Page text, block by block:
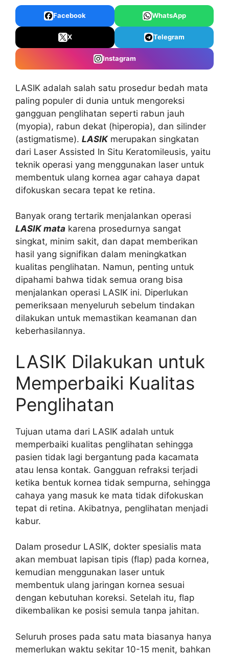
Facebook WhatsApp
X Telegram
Instagram
LASIK adalah salah satu prosedur bedah mata
paling populer di dunia untuk mengoreksi
gangguan penglihatan seperti rabun jauh
(myopia), rabun dekat (hiperopia), dan silinder
(astigmatisme). LASIKmerupakan singkatan
dari Laser Assisted In Situ Keratomileusis, yaitu
teknik operasi yang menggunakan laser untuk
membentuk ulang kornea agar cahaya dapat
difokuskan secara tepat ke retina.
Banyak orang tertarik menjalankan operasi
LASIK mata karena prosedurnya sangat
singkat, minim sakit, dan dapat memberikan
hasil yang signifikan dalam meningkatkan
kualitas penglihatan. Namun, penting untuk
dipahami bahwa tidak semua orang bisa
menjalankan operasi LASIK ini. Diperlukan
pemeriksaan menyeluruh sebelum tindakan
dilakukan untuk memastikan keamanan dan
keberhasilannya.
LASIK Dilakukan untuk
Memperbaiki Kualitas
Penglihatan
Tujuan utama dari LASIK adalah untuk
memperbaiki kualitas penglihatan sehingga
pasien tidak lagi bergantung pada kacamata
atau lensa kontak. Gangguan refraksi terjadi
ketika bentuk kornea tidak sempurna, sehingga
cahaya yang masuk ke mata tidak difokuskan
tepat di retina. Akibatnya, penglihatan menjadi
kabur.
Dalam prosedur LASIK, dokter spesialis mata
akan membuat lapisan tipis (flap) pada kornea,
kemudian menggunakan laser untuk
membentuk ulang jaringan kornea sesuai
dengan kebutuhan koreksi. Setelah itu, flap
dikembalikan ke posisi semula tanpa jahitan.
Seluruh proses pada satu mata biasanya hanya
memerlukan waktu sekitar 10-15 menit, bahkan